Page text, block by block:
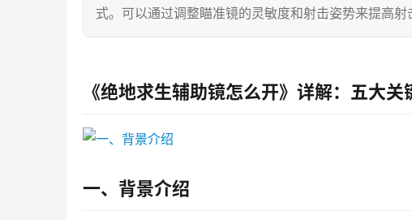
式。可以通过调整瞄准镜的灵敏度和射击姿势来提高射
《绝地求生辅助镜怎么开》详解：五大关
一、背景介绍